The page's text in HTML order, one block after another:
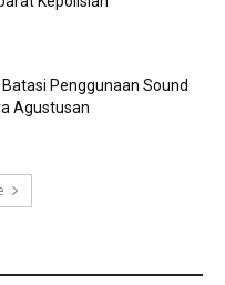
Penggunaan Sound
Agustusan